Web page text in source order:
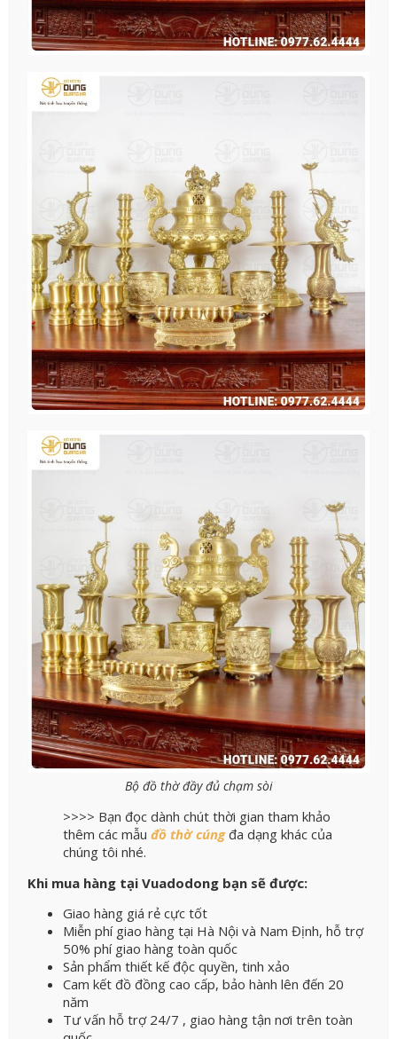
Bộ đồ thờ đầy đủ chạm sòi
>>>> Bạn đọc dành chút thời gian tham khảo
thêm các mẫu đồ thờ cúngđa dạng khác của
chúng tôi nhé.
Khi mua hàng tại Vuadodong bạn sẽ được:
Giao hàng giá rẻ cực tốt
Miễn phí giao hàng tại Hà Nội và Nam Định, hỗ trợ
50% phí giao hàng toàn quốc
Sản phẩm thiết kế độc quyền, tinh xảo
Cam kết đồ đồng cao cấp, bảo hành lên đến 20
năm
Tư vấn hỗ trợ 24/7 , giao hàng tận nơi trên toàn